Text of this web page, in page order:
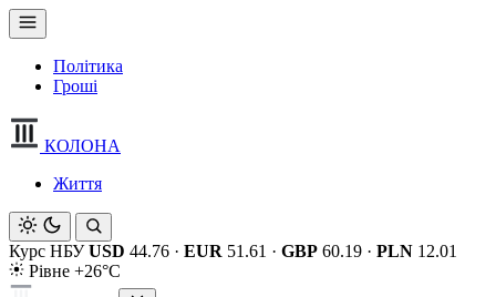
Політика
Гроші
КОЛОНА
Життя
Курс НБУ USD 44.76 · EUR 51.61 · GBP 60.19 · PLN 12.01
Рівне +26°C